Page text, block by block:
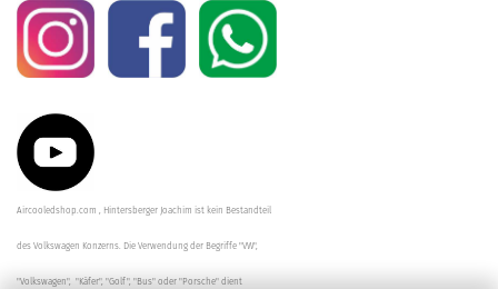
Aircooledshop.com , Hintersberger Joachim ist kein Bestandteil
des Volkswagen Konzerns. Die Verwendung der Begriffe "VW",
"Volkswagen", "Käfer", "Golf", "Bus" oder "Porsche" dient